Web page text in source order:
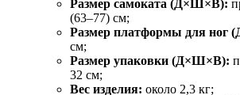
Размер самоката (Д×Ш×В):
(63–77) см;
Размер платформы для ног
см;
Размер упаковки (Д×Ш×В):
32 см;
Вес изделия: около 2,3 кг;